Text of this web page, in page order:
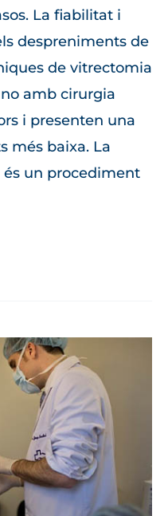
La fiabilitat i
despreniments de
de vitrectomia
amb cirurgia
i presenten una
més baixa. La
un procediment